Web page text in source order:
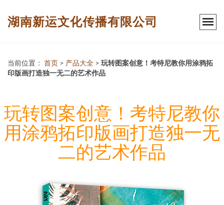
湖南新运文化传播有限公司
当前位置： 首页 > 产品大全 > 玩转图案创意！考特尼教你用涂鸦拓
印版画打造独一无二的艺术作品
玩转图案创意！考特尼教你
用涂鸦拓印版画打造独一无
二的艺术作品